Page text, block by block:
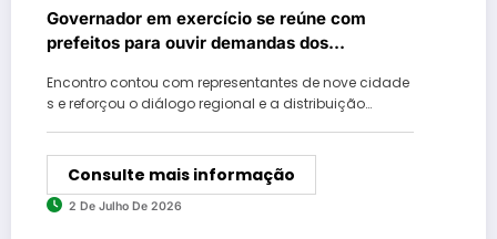
Governador em exercício se reúne com
prefeitos para ouvir demandas dos
Encontro contou com representantes de nove cidade
s e reforçou o diálogo regional e a distribuição…
Consulte mais informação
2 De Julho De 2026